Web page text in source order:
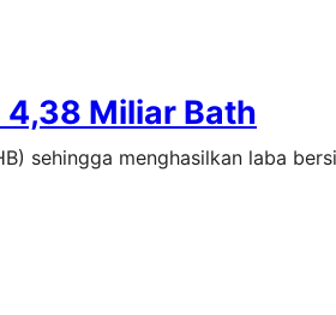
4,38 Miliar Bath
sehingga menghasilkan laba